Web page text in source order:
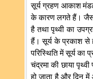
सूर्य ग्रहण आकाश
के कारण लगते हैं। जैसा
है तथा पृथ्वी का
हैं। सूर्य के प्रकाश से
परिस्थिति में सूर्य का
चंद्रमा की छाया
हो जाता है और दिन